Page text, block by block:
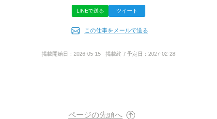
11:00～22:00の間受付中です。
繋がるまで切らずにそのままお待ち下さい。
24時間受付中です。
LINEで送る ツイート
この仕事をメールで送る
掲載開始日： 2026-05-15 掲載終了予定日： 2027-02-28
ページの先頭へ